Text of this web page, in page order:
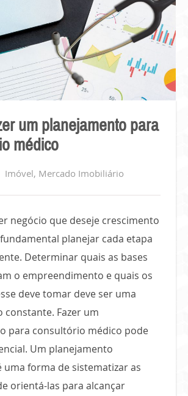
um planejamento para
médico
Imóvel, Mercado Imobiliário
negócio que deseje crescimento
planejar cada etapa
Determinar quais as bases
o empreendimento e quais os
deve tomar deve ser uma
constante. Fazer um
para consultório médico pode
Um planejamento
uma forma de sistematizar as
orientá-las para alcançar